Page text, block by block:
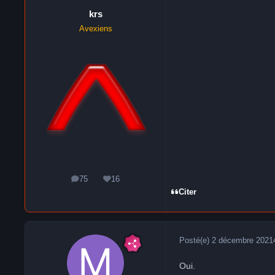
krs
Avexiens
75
messages16
Réputation
Citer
Posté(e) 2 décembre 2021
Oui.